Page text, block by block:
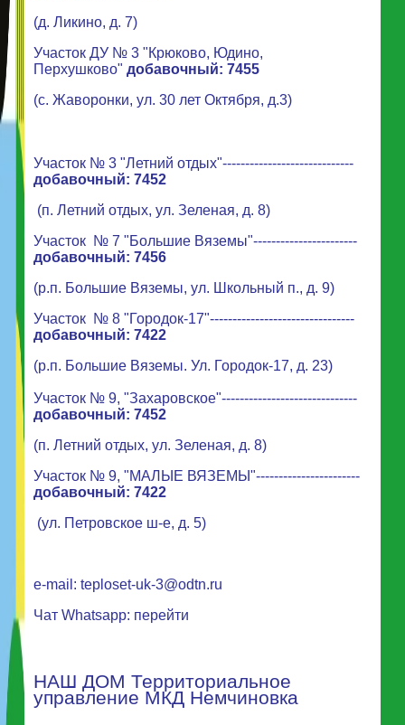
(д. Ликино, д. 7)
Участок ДУ № 3 "Крюково, Юдино,
Перхушково" добавочный: 7455
(с. Жаворонки, ул. 30 лет Октября, д.3)
Участок № 3 "Летний отдых"-----------------------------
добавочный: 7452
(п. Летний отдых, ул. Зеленая, д. 8)
Участок № 7 "Большие Вяземы"-----------------------
добавочный: 7456
(р.п. Большие Вяземы, ул. Школьный п., д. 9)
Участок № 8 "Городок-17"--------------------------------
добавочный: 7422
(р.п. Большие Вяземы. Ул. Городок-17, д. 23)
Участок № 9, "Захаровское"------------------------------
добавочный: 7452
(п. Летний отдых, ул. Зеленая, д. 8)
Участок № 9, "МАЛЫЕ ВЯЗЕМЫ"-----------------------
добавочный: 7422
(ул. Петровское ш-е, д. 5)
e-mail: teploset-uk-3@odtn.ru
Чат Whatsapp: перейти
НАШ ДОМ Территориальное
управление МКД Немчиновка